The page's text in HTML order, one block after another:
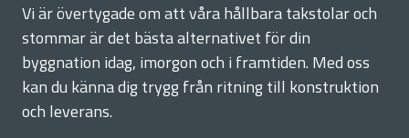
Vi är övertygade om att våra hållbara takstolar och
stommar är det bästa alternativet för din
byggnation idag, imorgon och i framtiden. Med oss
kan du känna dig trygg från ritning till konstruktion
och leverans.